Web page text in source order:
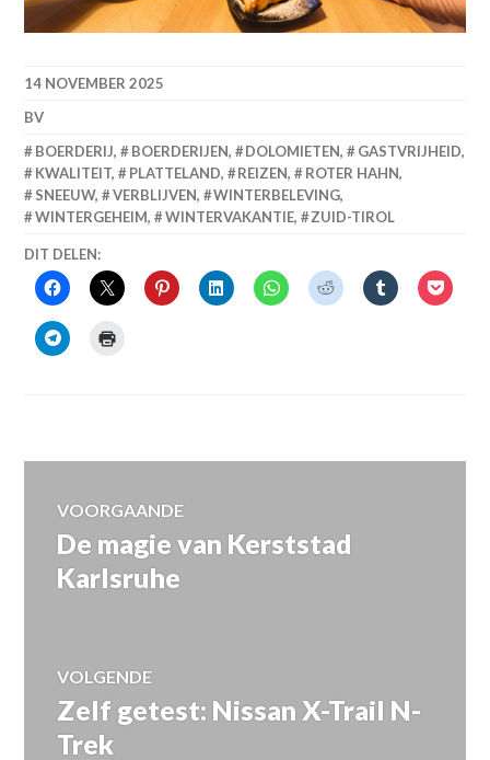
14 NOVEMBER 2025
BV
BOERDERIJ, BOERDERIJEN, DOLOMIETEN, GASTVRIJHEID,
KWALITEIT, PLATTELAND, REIZEN, ROTER HAHN,
SNEEUW, VERBLIJVEN, WINTERBELEVING,
WINTERGEHEIM, WINTERVAKANTIE, ZUID-TIROL
DIT DELEN:
Bericht
navigatie
VOORGAANDE
Vorig
bericht:
De magie van Kerststad
Karlsruhe
VOLGENDE
Volgend
bericht:
Zelf getest: Nissan X-Trail N-
Trek